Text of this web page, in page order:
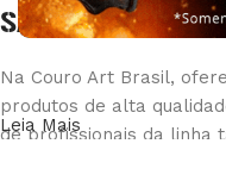
SAÚDE
Na Couro Art Brasil,
produtos de alta
de profissionais da linha
Leia Mais